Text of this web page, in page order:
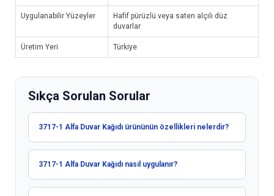
Uygulanabilir Yüzeyler
Hafif pürüzlü veya saten alçılı düz
duvarlar
Üretim Yeri Türkiye
Sıkça Sorulan Sorular
3717-1 Alfa Duvar Kağıdı ürününün özellikleri nelerdir?
3717-1 Alfa Duvar Kağıdı nasıl uygulanır?